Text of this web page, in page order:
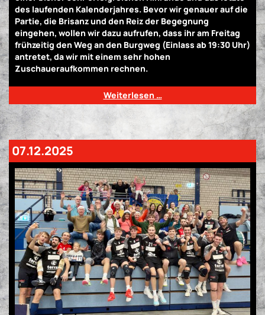
des laufenden Kalenderjahres. Bevor wir genauer auf die
Partie, die Brisanz und den Reiz der Begegnung
eingehen, wollen wir dazu aufrufen, dass ihr am Freitag
frühzeitig den Weg an den Burgweg (Einlass ab 19:30 Uhr)
antretet, da wir mit einem sehr hohen
Zuschaueraufkommen rechnen.
Weiterlesen …
07.12.2025